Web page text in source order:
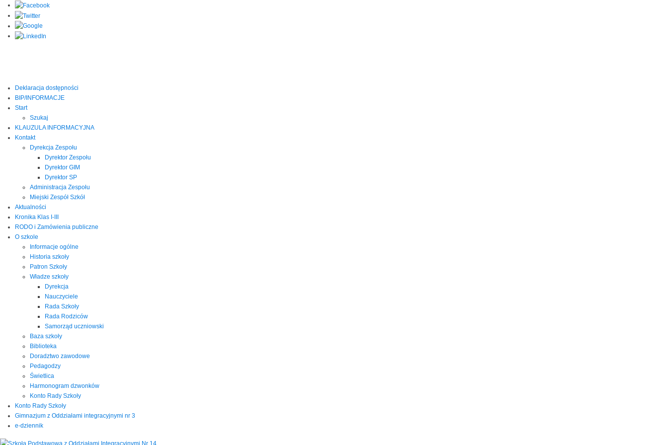
Deklaracja dostępności
BIP/INFORMACJE
Start
Szukaj
KLAUZULA INFORMACYJNA
Kontakt
Dyrekcja Zespołu
Dyrektor Zespołu
Dyrektor GIM
Dyrektor SP
Administracja Zespołu
Miejski Zespół Szkół
Aktualności
Kronika Klas I-III
RODO i Zamówienia publiczne
O szkole
Informacje ogólne
Historia szkoły
Patron Szkoły
Władze szkoły
Dyrekcja
Nauczyciele
Rada Szkoły
Rada Rodziców
Samorząd uczniowski
Baza szkoły
Biblioteka
Doradztwo zawodowe
Pedagodzy
Świetlica
Harmonogram dzwonków
Konto Rady Szkoły
Konto Rady Szkoły
Gimnazjum z Oddziałami integracyjnymi nr 3
e-dziennik